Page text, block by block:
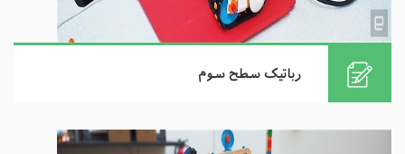
رباتیک سطح سوم